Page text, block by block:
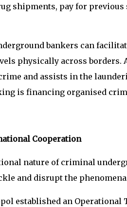
shipments, pay for
bankers can
physically across
and assists in the
is financing organised
Cooperation
nature of criminal
and disrupt the
established an